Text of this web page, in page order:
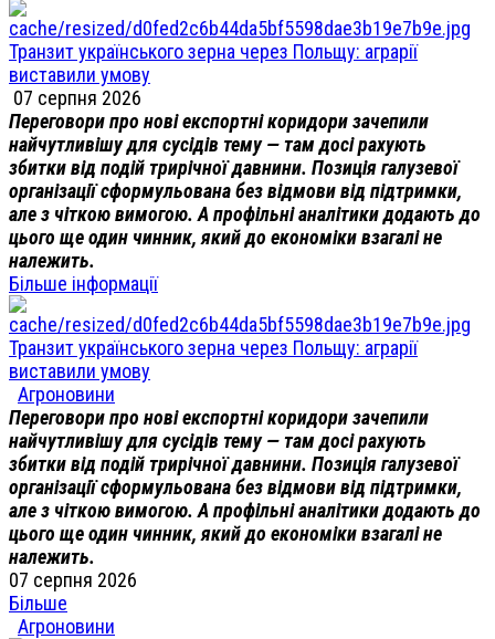
Транзит українського зерна через Польщу: аграрії
виставили умову
07 серпня 2026
Переговори про нові експортні коридори зачепили
найчутливішу для сусідів тему — там досі рахують
збитки від подій трирічної давнини. Позиція галузевої
організації сформульована без відмови від підтримки,
але з чіткою вимогою. А профільні аналітики додають до
цього ще один чинник, який до економіки взагалі не
належить.
Більше інформації
Транзит українського зерна через Польщу: аграрії
виставили умову
Агроновини
Переговори про нові експортні коридори зачепили
найчутливішу для сусідів тему — там досі рахують
збитки від подій трирічної давнини. Позиція галузевої
організації сформульована без відмови від підтримки,
але з чіткою вимогою. А профільні аналітики додають до
цього ще один чинник, який до економіки взагалі не
належить.
07 серпня 2026
Більше
Агроновини